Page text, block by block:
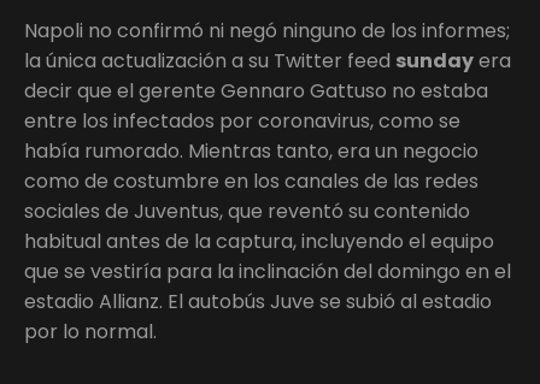
Napoli no confirmó ni negó ninguno de los informes;
la única actualización a su Twitter feed sundayera
decir que el gerente Gennaro Gattuso no estaba
entre los infectados por coronavirus, como se
había rumorado. Mientras tanto, era un negocio
como de costumbre en los canales de las redes
sociales de Juventus, que reventó su contenido
habitual antes de la captura, incluyendo el equipo
que se vestiría para la inclinación del domingo en el
estadio Allianz. El autobús Juve se subió al estadio
por lo normal.